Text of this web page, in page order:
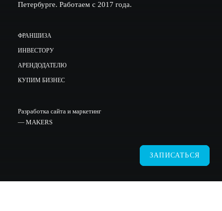
Петербурге. Работаем с 2017 года.
ФРАНШИЗА
ИНВЕСТОРУ
АРЕНДОДАТЕЛЮ
КУПИМ БИЗНЕС
Разработка сайта и маркетинг
— MAKERS
ЗАПИСАТЬСЯ